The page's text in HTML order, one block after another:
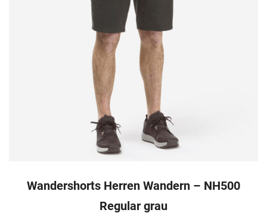
Wandershorts Herren Wandern – NH500
Regular grau